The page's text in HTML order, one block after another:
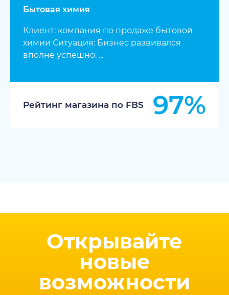
Бытовая химия
Клиент: компания по продаже бытовой
химии Ситуация: Бизнес развивался
вполне успешно: ...
Рейтинг магазина по FBS 97%
Открывайте
новые
возможности